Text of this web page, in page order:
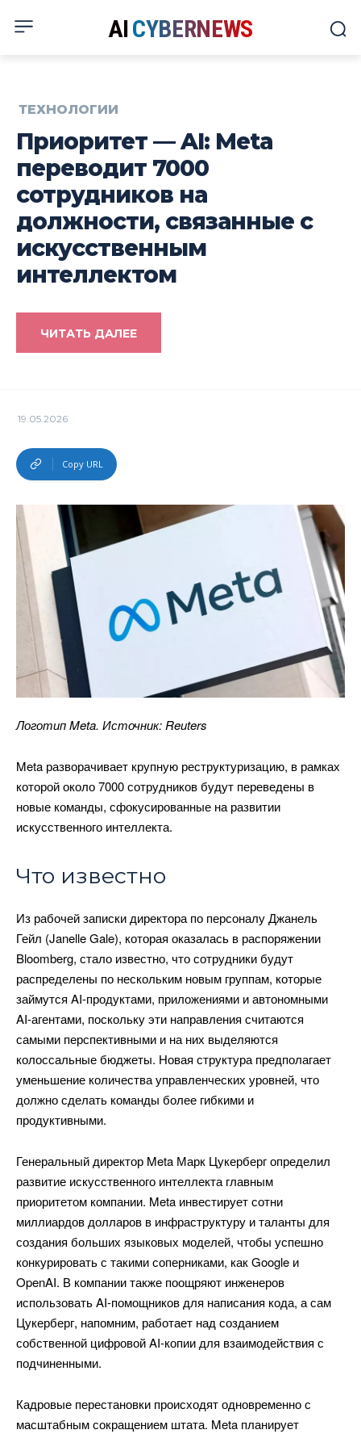
AICYBERNEWS
ТЕХНОЛОГИИ
Приоритет — AI: Meta
переводит 7000
сотрудников на
должности, связанные с
искусственным
интеллектом
ЧИТАТЬ ДАЛЕЕ
19.05.2026
Copy URL
Логотип Meta. Источник: Reuters
Meta разворачивает крупную реструктуризацию, в рамках
которой около 7000 сотрудников будут переведены в
новые команды, сфокусированные на развитии
искусственного интеллекта.
Что известно
Из рабочей записки директора по персоналу Джанель
Гейл (Janelle Gale), которая оказалась в распоряжении
Bloomberg, стало известно, что сотрудники будут
распределены по нескольким новым группам, которые
займутся AI-продуктами, приложениями и автономными
AI-агентами, поскольку эти направления считаются
самыми перспективными и на них выделяются
колоссальные бюджеты. Новая структура предполагает
уменьшение количества управленческих уровней, что
должно сделать команды более гибкими и
продуктивными.
Генеральный директор Meta Марк Цукерберг определил
развитие искусственного интеллекта главным
приоритетом компании. Meta инвестирует сотни
миллиардов долларов в инфраструктуру и таланты для
создания больших языковых моделей, чтобы успешно
конкурировать с такими соперниками, как Google и
OpenAI. В компании также поощряют инженеров
использовать AI-помощников для написания кода, а сам
Цукерберг, напомним, работает над созданием
собственной цифровой AI-копии для взаимодействия с
подчиненными.
Кадровые перестановки происходят одновременно с
масштабным сокращением штата. Meta планирует